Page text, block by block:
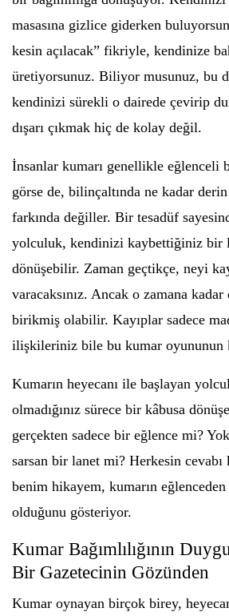
masasına gizlice giderken
kesin açılacak” fikriyle, kendinize
üretiyorsunuz. Biliyor musunuz, bu
kendinizi sürekli o dairede çevirip
dışarı çıkmak hiç de kolay değil.
İnsanlar kumarı genellikle eğlenceli
görse de, bilinçaltında ne kadar
farkında değiller. Bir tesadüf
yolculuk, kendinizi kaybettiğiniz bir
dönüşebilir. Zaman geçtikçe, neyi
varacaksınız. Ancak o zamana kadar
birikmiş olabilir. Kayıplar sadece
ilişkileriniz bile bu kumar oyununun
Kumarın heyecanı ile başlayan
olmadığınız sürece bir kâbusa
gerçekten sadece bir eğlence mi?
sarsan bir lanet mi? Herkesin
benim hikayem, kumarın eğlenceden
olduğunu gösteriyor.
Kumar Bağımlılığının
Bir Gazetecinin Gözünden
Kumar oynayan birçok birey,